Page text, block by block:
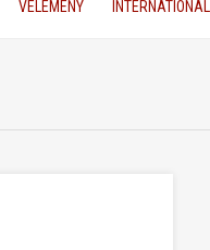
VÉLEMÉNY INTERNATIONAL